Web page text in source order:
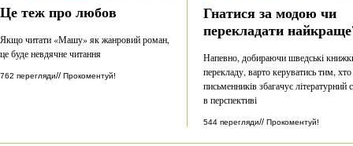
Це теж про любов
Якщо читати «Машу» як жанровий роман,
це буде невдячне читання
762 перегляди// Прокоментуй!
Гнатися за модою чи
перекладати
Напевно, добираючи шведські
перекладу, варто керуватись тим, хто
письменників збагачує літературний
в перспективі
544 перегляди// Прокоментуй!